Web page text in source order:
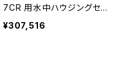
7CR 用水中ハウジングセッ
ト
¥307,516